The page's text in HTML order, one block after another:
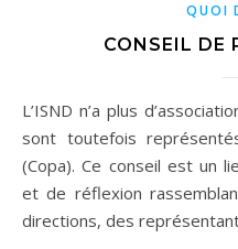
QUOI
CONSEIL DE
L’ISND n’a plus d’association de parents mais les parents
sont toutefois
(Copa). Ce conseil est un
et de réflexion
directions, des